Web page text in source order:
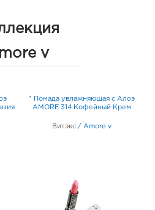
v
* Помада увлажняющая с Алоэ
AMORE 314 Кофейный Крем
Витэкс / Amore v